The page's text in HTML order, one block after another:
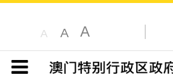
A A A